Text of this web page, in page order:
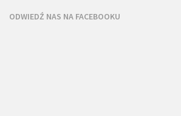
ODWIEDŹ NAS NA FACEBOOKU